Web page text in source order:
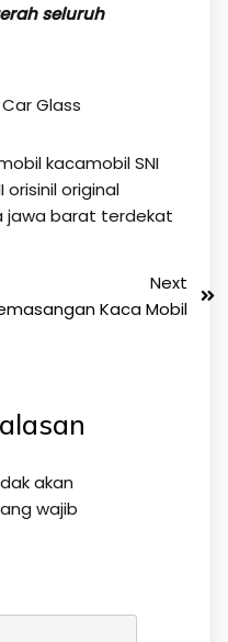
seluruh
Glass
kacamobil SNI
orisinil original
jawa barat terdekat
Next
Kaca Mobil
akan
wajib